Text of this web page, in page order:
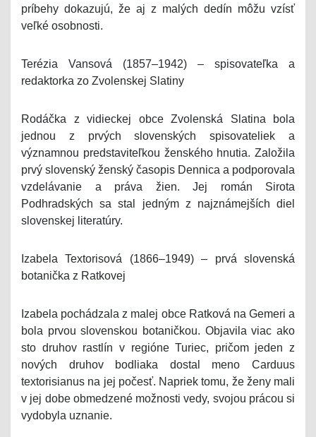
príbehy dokazujú, že aj z malých dedín môžu vzísť
veľké osobnosti.
Terézia Vansová (1857–1942) – spisovateľka a
redaktorka zo Zvolenskej Slatiny
Rodáčka z vidieckej obce Zvolenská Slatina bola
jednou z prvých slovenských spisovateliek a
významnou predstaviteľkou ženského hnutia. Založila
prvý slovenský ženský časopis Dennica a podporovala
vzdelávanie a práva žien. Jej román Sirota
Podhradských sa stal jedným z najznámejších diel
slovenskej literatúry.
Izabela Textorisová (1866–1949) – prvá slovenská
botanička z Ratkovej
Izabela pochádzala z malej obce Ratková na Gemeri a
bola prvou slovenskou botaničkou. Objavila viac ako
sto druhov rastlín v regióne Turiec, pričom jeden z
nových druhov bodliaka dostal meno Carduus
textorisianus na jej počesť. Napriek tomu, že ženy mali
v jej dobe obmedzené možnosti vedy, svojou prácou si
vydobyla uznanie.